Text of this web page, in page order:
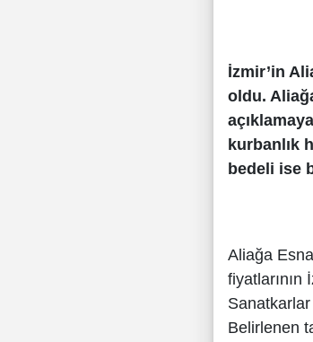
İzmir’in
oldu.
kurbanlık
bedeli ise
Aliağa
fiyatlarının
Sanatkarlar
Belirlenen